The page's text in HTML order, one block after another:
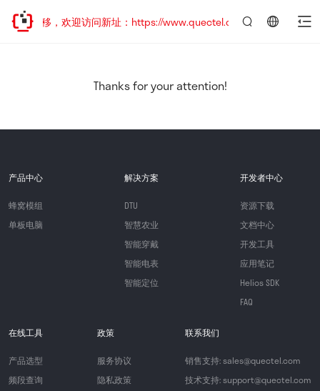
址已迁移，欢迎访问新址：https://www.quectel.com.cn
Thanks for your attention!
产品中心
蜂窝模组
单板电脑
解决方案
DTU
智慧农业
智能穿戴
智能电表
智能定位
开发者中心
资源下载
文档中心
开发工具
应用笔记
Helios SDK
FAQ
在线工具
产品选型
频段查询
政策
服务协议
隐私政策
联系我们
销售支持: sales@quectel.com
技术支持: support@quectel.com